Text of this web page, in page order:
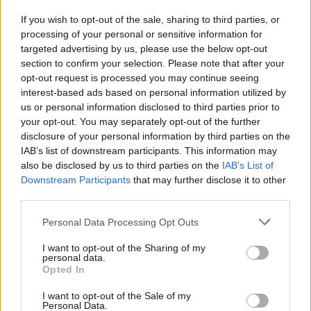
If you wish to opt-out of the sale, sharing to third parties, or
processing of your personal or sensitive information for
targeted advertising by us, please use the below opt-out
section to confirm your selection. Please note that after your
opt-out request is processed you may continue seeing
interest-based ads based on personal information utilized by
us or personal information disclosed to third parties prior to
your opt-out. You may separately opt-out of the further
disclosure of your personal information by third parties on the
IAB’s list of downstream participants. This information may
also be disclosed by us to third parties on the IAB’s List of
Downstream Participants that may further disclose it to other
Please note that this website/app uses one or more Google
not limited to your visit or usage behaviour. You may click to
grant or deny consent to Google and its third-party tags to
use your data for below specified purposes in below Google
consent section.
Personal Data Processing Opt Outs
I want to opt-out of the Sharing of my
personal data.
Opted In
I want to opt-out of the Sale of my
Personal Data.
felé tett „visszafordíthatatlan” lépésekbe.
A szaúdi Al-Hadath forrásai nyomán arról
számolt be, hogy nemrég volt egy találkozó
magas rangú izraeli, amerikai és palesztin
tisztviselők között.
A beszámoló szerint a
megbeszélések célja annak
meghatározása volt, hogy a
Gázai övezetet.